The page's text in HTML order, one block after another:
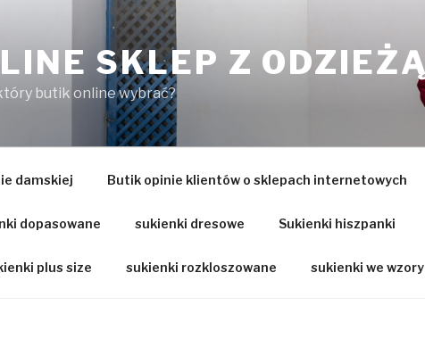
SKLEP Z ODZIEŻĄ
butik online wybrać?
damskiej Butik opinie klientów o sklepach internetowych
dopasowane sukienki dresowe Sukienki hiszpanki
plus size sukienki rozkloszowane sukienki we wzory